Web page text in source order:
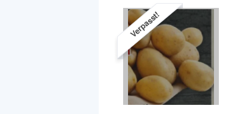
Verpasst!